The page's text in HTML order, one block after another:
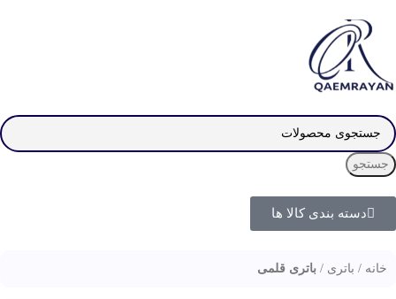
جستجو
دسته بندی کالا ها
خانه باتری باتری قلمی